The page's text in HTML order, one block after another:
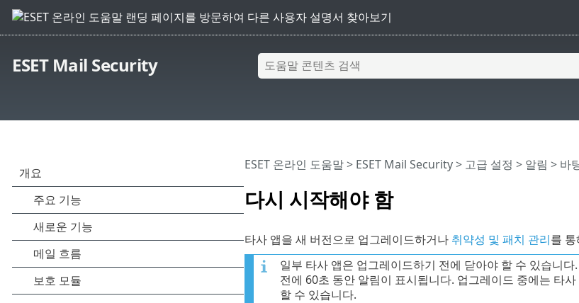
ESET Mail Security
다시 시작해야 함
ESET 온라인 도움말> ESET Mail Security> 고급 설정 > 알림 > 바
타사 앱을 새 버전으로 업그레이드하거나 취약성 및 패치 관리를
일부 타사 앱은 업그레이드하기 전에 닫아야 할 수 있습니
전에 60초 동안 알림이 표시됩니다. 업그레이드 중에는 타
할 수 있습니다.